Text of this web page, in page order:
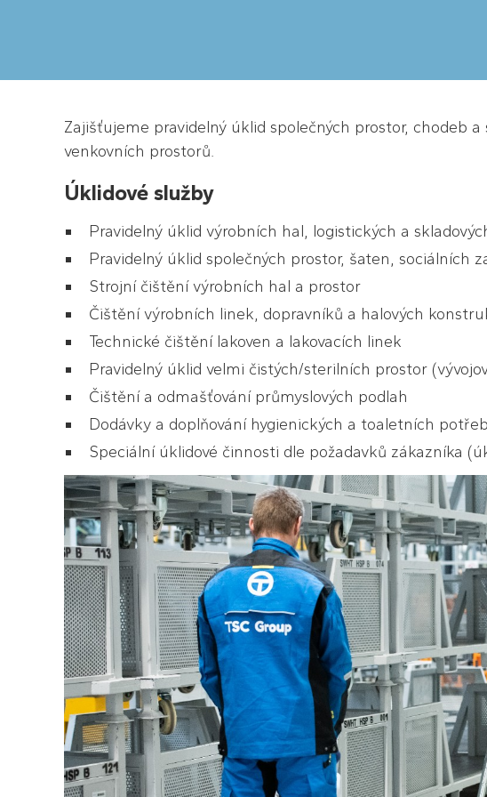
Zajišťujeme pravidelný úklid společných prostor, chodeb
venkovních prostorů.
Úklidové služby
Pravidelný úklid výrobních hal, logistických a
Pravidelný úklid společných prostor, šaten, sociálních
Strojní čištění výrobních hal a prostor
Čištění výrobních linek, dopravníků a halových
Technické čištění lakoven a lakovacích linek
Pravidelný úklid velmi čistých/sterilních prostor
Čištění a odmašťování průmyslových podlah
Dodávky a doplňování hygienických a toaletních potřeb
Speciální úklidové činnosti dle požadavků zákazníka